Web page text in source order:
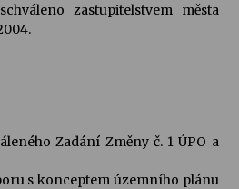
zastupitelstvem města
Zadání Změny č. 1 ÚPO a
s konceptem územního plánu